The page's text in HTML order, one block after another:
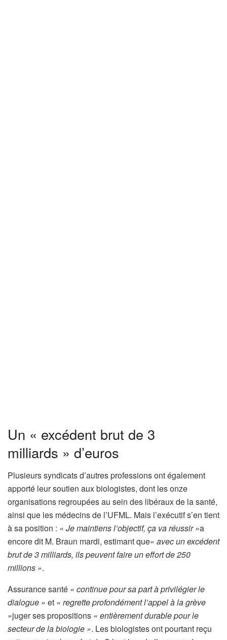
Un « excédent brut de 3
milliards » d’euros
Plusieurs syndicats d’autres professions ont également
apporté leur soutien aux biologistes, dont les onze
organisations regroupées au sein des libéraux de la santé,
ainsi que les médecins de l’UFML. Mais l’exécutif s’en tient
à sa position : « Je maintiens l’objectif, ça va réussir »a
encore dit M. Braun mardi, estimant que« avec un excédent
brut de 3 milliards, ils peuvent faire un effort de 250
millions ».
Assurance santé « continue pour sa part à privilégier le
dialogue » et « regrette profondément l’appel à la grève
»juger ses propositions « entièrement durable pour le
secteur de la biologie ». Les biologistes ont pourtant reçu